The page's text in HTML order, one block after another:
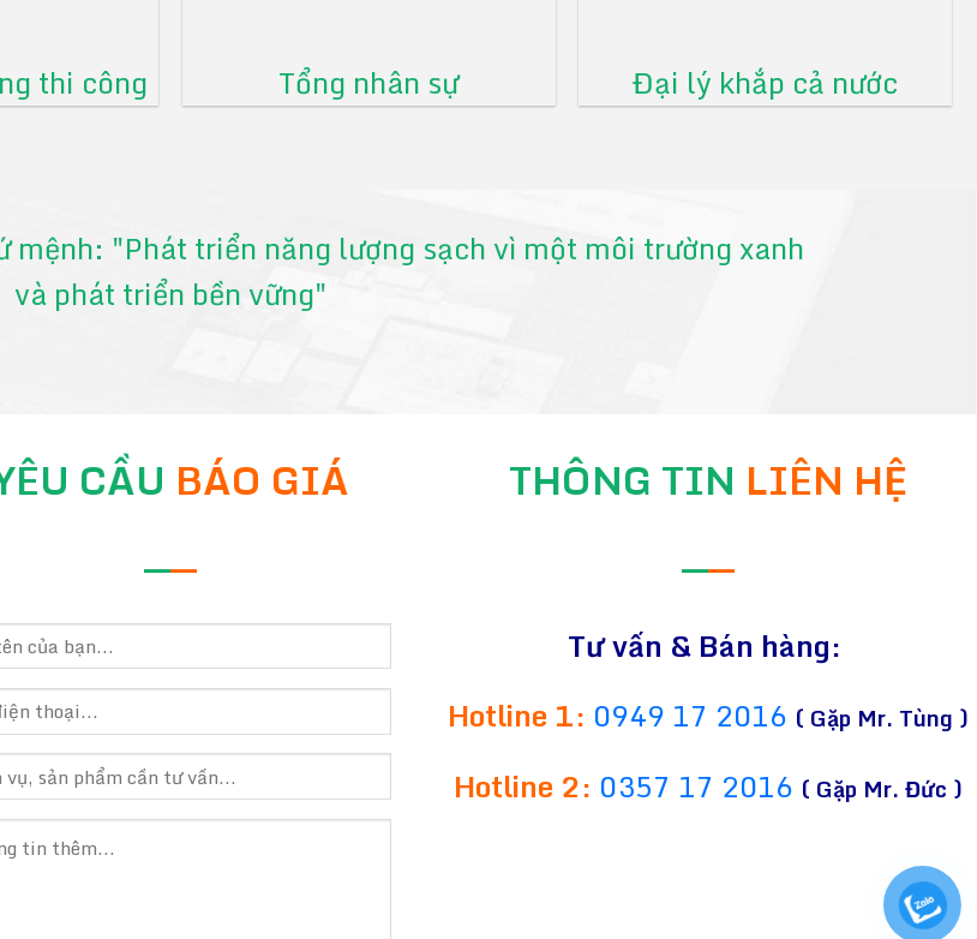
thi công Tổng nhân sự Đại lý khắp cả nước
"Phát triển năng lượng sạch vì một môi trường xanh
và phát triển bền vững"
CẦU BÁO GIÁ
——
THÔNG TIN LIÊN HỆ
——
Tư vấn & Bán hàng:
Hotline 1: 0949 17 2016 ( Gặp Mr. Tùng )
Hotline 2: 0357 17 2016 ( Gặp Mr. Đức )